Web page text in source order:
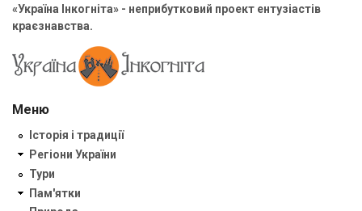
«Україна Інкогніта» - неприбутковий проект ентузіастів
краєзнавства.
Меню
Історія і традиції
Регіони України
Тури
Пам'ятки